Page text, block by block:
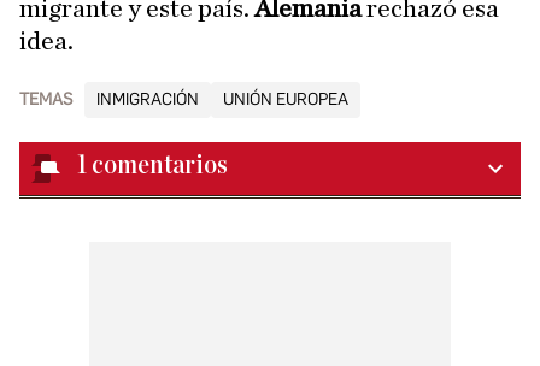
migrante y este país.Alemaniarechazó esa
idea.
TEMAS INMIGRACIÓN UNIÓN EUROPEA
1 comentarios